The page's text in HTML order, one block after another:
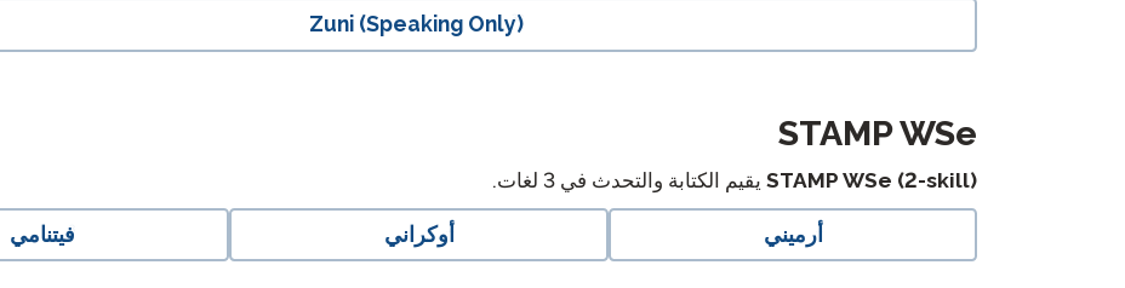
Zuni (Speaking Only)
STAMP WSe
STAMP WSe (2-skill)يقيم الكتابة والتحدث في 3 لغات.
أرميني أوكراني فيتنامي